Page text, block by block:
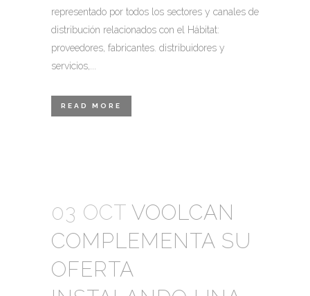
representado por todos los sectores y canales de
distribución relacionados con el Hábitat:
proveedores, fabricantes. distribuidores y
servicios,...
READ MORE
03 OCT VOOLCAN
COMPLEMENTA SU
OFERTA